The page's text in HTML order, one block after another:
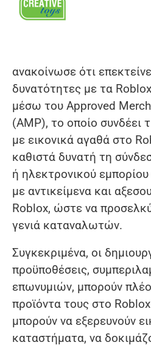
ανακοίνωσε ότι
δυνατότητες με τα
μέσω του Approved
(AMP), το οποίο συνδέει
με εικονικά αγαθά στο
καθιστά δυνατή τη
ή ηλεκτρονικού
με αντικείμενα και
Roblox, ώστε να
γενιά καταναλωτών.
Συγκεκριμένα, οι
προϋποθέσεις,
επωνυμιών, μπορούν
προϊόντα τους στο
μπορούν να εξερευνούν
καταστήματα, να